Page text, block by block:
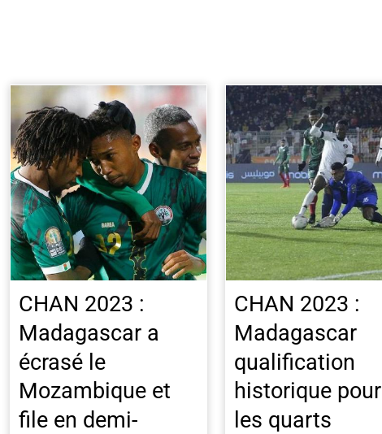
CHAN 2023 :
Madagascar a
écrasé le
Mozambique et
file en demi-
CHAN 2023 :
Madagascar
qualification
historique pour
les quarts